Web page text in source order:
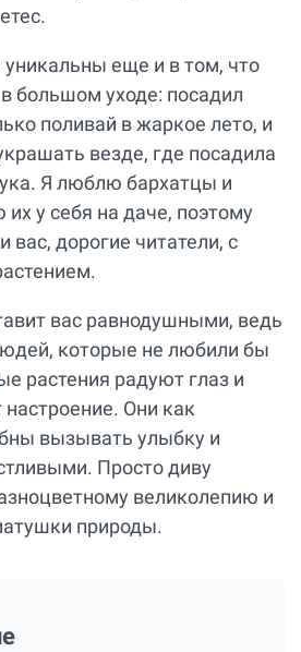
еще и в том, что
большом уходе: посадил
поливай в жаркое лето, и
везде, где посадила
Я люблю бархатцы и
у себя на даче, поэтому
вас, дорогие читатели, с
вас равнодушными, ведь
которые не любили бы
растения радуют глаз и
Они как
вызывать улыбку и
Просто диву
великолепию и
природы.